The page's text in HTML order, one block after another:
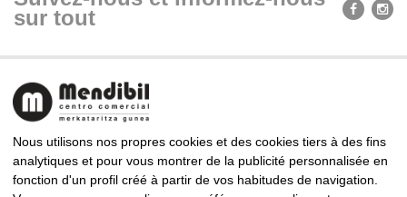
sur tout
CENTRE COMMERCIAL MENDIBIL
Nous utilisons nos propres cookies et des cookies tiers à des fins
analytiques et pour vous montrer de la publicité personnalisée en
fonction d'un profil créé à partir de vos habitudes de navigation.